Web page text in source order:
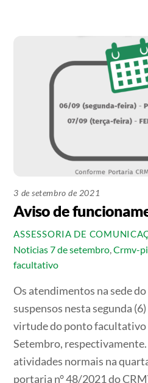
3 de setembro de 2021
Aviso de
ASSESSORIA DE
Noticias7 de setembro ,Crmv-pi
facultativo
Os atendimentos na sede
suspensos nesta segunda
virtude do ponto facultativo
Setembro,
atividades normais na
portaria n° 48/2021 do